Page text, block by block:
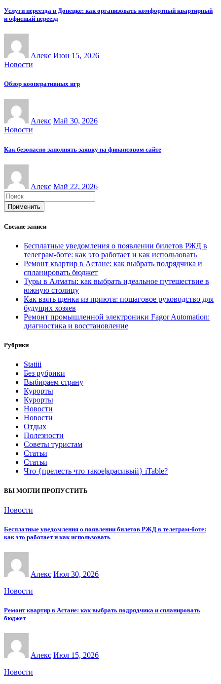
Услуги переезда в Донецке: как организовать комфортный квартирный
и офисный переезд
Алекс Июн 15, 2026
Новости
Обзор кооперативных игр
Алекс Май 30, 2026
Новости
Как безопасно заполнять заявку на финансовом сайте
Алекс Май 22, 2026
Применить
Свежие записи
Бесплатные уведомления о появлении билетов РЖД в
телеграм-боте: как это работает и как использовать
Ремонт квартир в Астане: как выбрать подрядчика и
спланировать бюджет
Туры в Алматы: как выбрать идеальное путешествие в
южную столицу
Как взять щенка из приюта: пошаговое руководство для
будущих хозяев
Ремонт промышленной электроники Fagor Automation:
диагностика и восстановление
Рубрики
Statiii
Без рубрики
Выбираем страну
Курорты
Курорты
Новости
Новости
Отдых
Полезности
Советы туристам
Статьи
Статьи
Что {прелесть что такое|красивый} iTable?
ВЫ МОГЛИ ПРОПУСТИТЬ
Новости
Бесплатные уведомления о появлении билетов РЖД в телеграм-боте:
как это работает и как использовать
Алекс Июл 30, 2026
Новости
Ремонт квартир в Астане: как выбрать подрядчика и спланировать
бюджет
Алекс Июл 15, 2026
Новости